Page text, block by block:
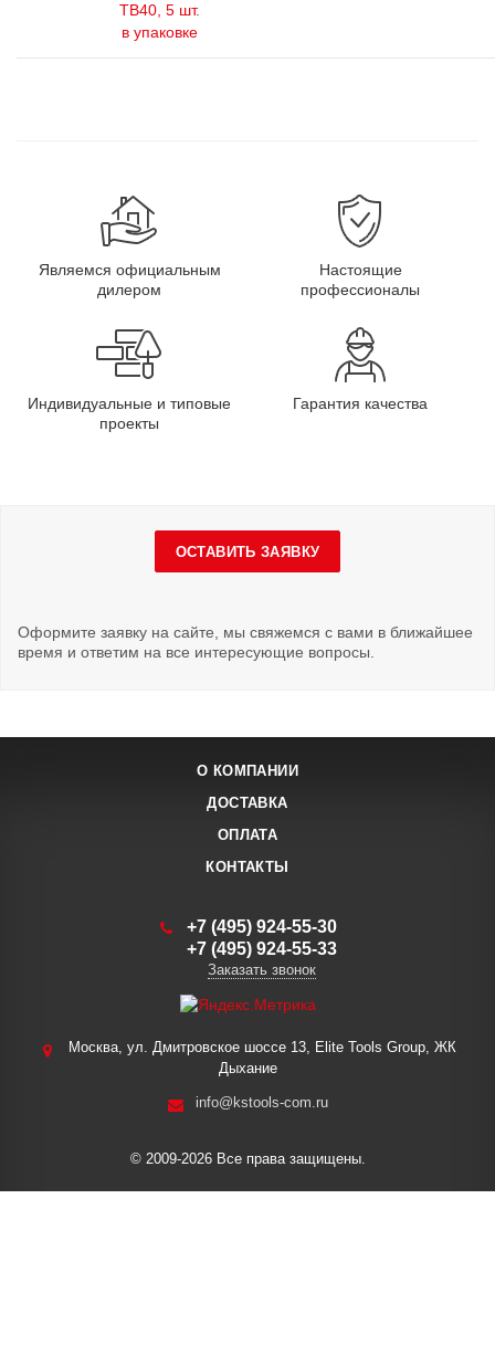
ТВ40, 5 шт.
в упаковке
Являемся официальным
дилером
Настоящие
профессионалы
Индивидуальные и типовые
проекты
Гарантия качества
ОСТАВИТЬ ЗАЯВКУ
Оформите заявку на сайте, мы свяжемся с вами в ближайшее
время и ответим на все интересующие вопросы.
О КОМПАНИИ
ДОСТАВКА
ОПЛАТА
КОНТАКТЫ
+7 (495) 924-55-30
+7 (495) 924-55-33
Заказать звонок
Москва, ул. Дмитровское шоссе 13, Elite Tools Group, ЖК
Дыхание
info@kstools-com.ru
© 2009-2026 Все права защищены.